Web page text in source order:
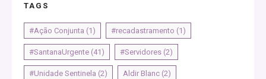
TAGS
#Ação Conjunta (1) #recadastramento (1)
#SantanaUrgente (41) #Servidores (2)
#Unidade Sentinela (2) Aldir Blanc (2)